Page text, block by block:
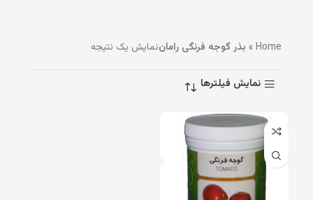
Home
» بذر گوجه فرنگی راماننمایش یک نتیجه
نمایش فیلترها